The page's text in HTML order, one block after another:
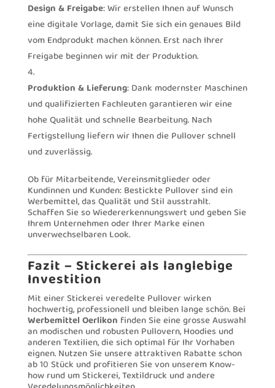
Design & Freigabe: Wir erstellen Ihnen auf Wunsch
eine digitale Vorlage, damit Sie sich ein genaues Bild
vom Endprodukt machen können. Erst nach Ihrer
Freigabe beginnen wir mit der Produktion.
Produktion & Lieferung: Dank modernster Maschinen
und qualifizierten Fachleuten garantieren wir eine
hohe Qualität und schnelle Bearbeitung. Nach
Fertigstellung liefern wir Ihnen die Pullover schnell
und zuverlässig.
Ob für Mitarbeitende, Vereinsmitglieder oder
Kundinnen und Kunden: Bestickte Pullover sind ein
Werbemittel, das Qualität und Stil ausstrahlt.
Schaffen Sie so Wiedererkennungswert und geben Sie
Ihrem Unternehmen oder Ihrer Marke einen
unverwechselbaren Look.
Fazit – Stickerei als langlebige
Investition
Mit einer Stickerei veredelte Pullover wirken
hochwertig, professionell und bleiben lange schön. Bei
Werbemittel Oerlikon finden Sie eine grosse Auswahl
an modischen und robusten Pullovern, Hoodies und
anderen Textilien, die sich optimal für Ihr Vorhaben
eignen. Nutzen Sie unsere attraktiven Rabatte schon
ab 10 Stück und profitieren Sie von unserem Know-
how rund um Stickerei, Textildruck und andere